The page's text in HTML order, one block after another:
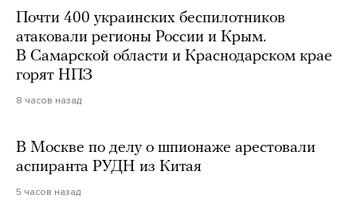
Почти 400 украинских беспилотников
атаковали регионы России и Крым.
В Самарской области и Краснодарском крае
горят НПЗ
8 часов назад
В Москве по делу о шпионаже арестовали
аспиранта РУДН из Китая
5 часов назад